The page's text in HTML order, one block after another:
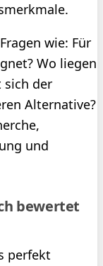
wie: Für
Wo liegen
sich der
Alternative?
und
bewertet
perfekt